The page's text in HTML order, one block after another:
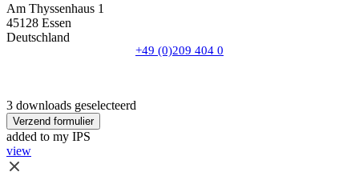
Am Thyssenhaus 1
45128 Essen
Deutschland
+49 (0)209 404 0
3 downloads geselecteerd
Verzend formulier
added to my IPS
view